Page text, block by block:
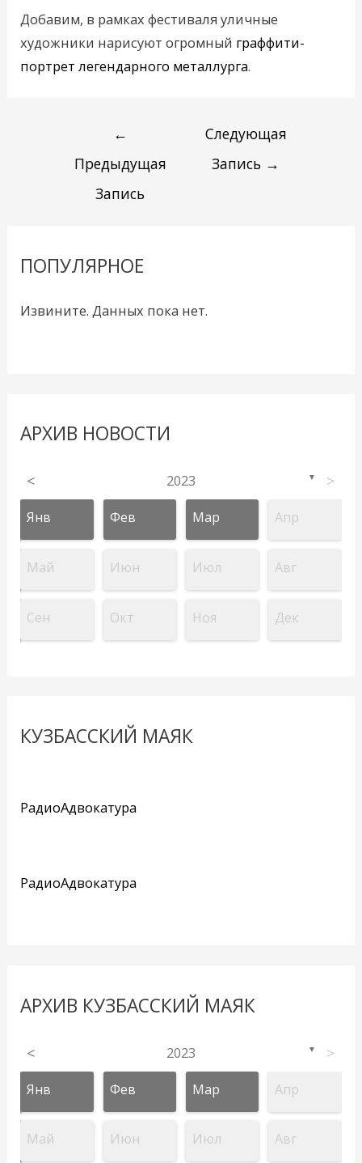
Добавим, в рамках фестиваля уличные
художники нарисуют огромный граффити-
портрет легендарного металлурга.
←
Предыдущая
Запись
Следующая
Запись →
ПОПУЛЯРНОЕ
Извините. Данных пока нет.
АРХИВ НОВОСТИ
< 2023 ▼ >
Янв Фев Мар Апр
Май Июн Июл Авг
Сен Окт Ноя Дек
КУЗБАССКИЙ МАЯК
РадиоАдвокатура
РадиоАдвокатура
АРХИВ КУЗБАССКИЙ МАЯК
< 2023 ▼ >
Янв Фев Мар Апр
Май Июн Июл Авг